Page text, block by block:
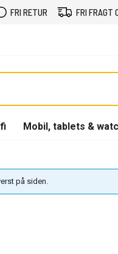
FRI RETUR FRI FRAGT
Mobil, tablets &
på siden.